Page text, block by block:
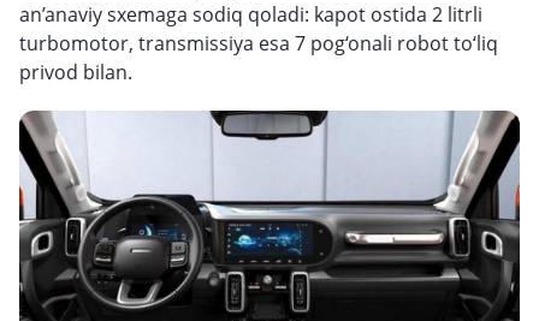
an’anaviy sxemaga sodiq qoladi: kapot ostida 2 litrli
turbomotor, transmissiya esa 7 pog‘onali robot to‘liq
privod bilan.